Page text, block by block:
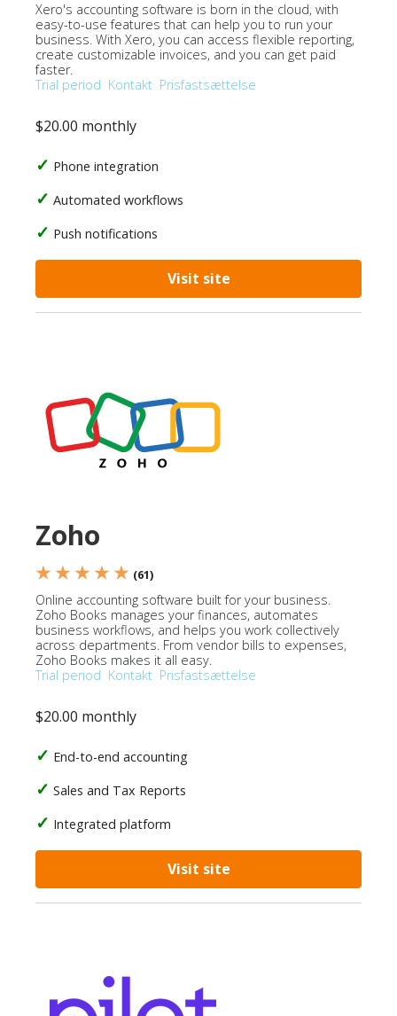
Xero's accounting software is born in the cloud, with
easy-to-use features that can help you to run your
business. With Xero, you can access flexible reporting,
create customizable invoices, and you can get paid
faster.
Trial period Kontakt Prisfastsættelse
$20.00 monthly
Phone integration
Automated workflows
Push notifications
Visit site
Zoho
★ ★ ★ ★ ★ (61)
Online accounting software built for your business.
Zoho Books manages your finances, automates
business workflows, and helps you work collectively
across departments. From vendor bills to expenses,
Zoho Books makes it all easy.
Trial period Kontakt Prisfastsættelse
$20.00 monthly
End-to-end accounting
Sales and Tax Reports
Integrated platform
Visit site